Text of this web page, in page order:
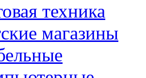
техника
магазины